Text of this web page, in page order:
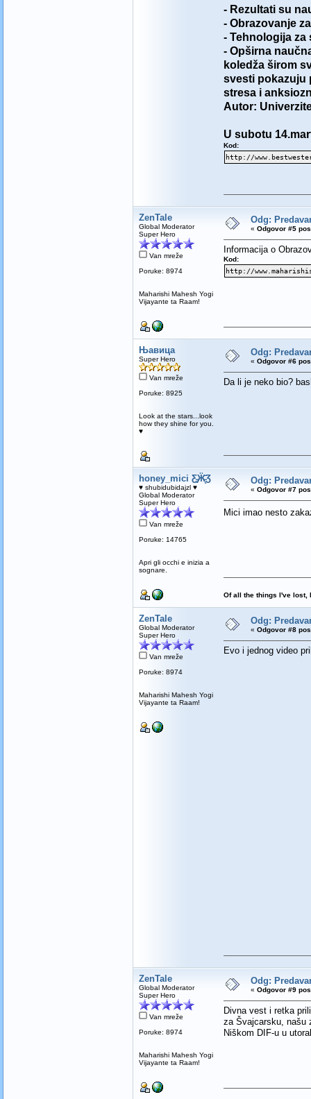
- Rezultati su
- Obrazovanje
- Tehnologija
- Opširna
koledža širom
svesti pokazuju
stresa i
Autor:
U subotu
Kod:
http://
ZenTale
Global Moderator
Super Hero
Van mreže
Poruke: 8974
Maharishi Mahesh Yogi
Vijayante ta Raam!
Odg:
« Odgovor #5
Informacija o
Kod:
http://
Њавица
Super Hero
Van mreže
Poruke: 8925
Look at the stars...look
how they shine for you.
♥
Odg:
« Odgovor #6
Da li je neko bio?
honey_mici Ƹ̵̡Ӝ̵̨̄Ʒ
♥ shubidubidajzl ♥
Global Moderator
Super Hero
Van mreže
Poruke: 14765
Apri gli occhi e inizia a
sognare.
Odg:
« Odgovor #7
Mici imao nesto
Of all the things I've lost,
ZenTale
Global Moderator
Super Hero
Van mreže
Poruke: 8974
Maharishi Mahesh Yogi
Vijayante ta Raam!
Odg:
« Odgovor #8
Evo i jednog video
ZenTale
Global Moderator
Super Hero
Van mreže
Poruke: 8974
Maharishi Mahesh Yogi
Vijayante ta Raam!
Odg:
« Odgovor #9
Divna vest i retka
za Švajcarsku, našu
Niškom DIF-u u